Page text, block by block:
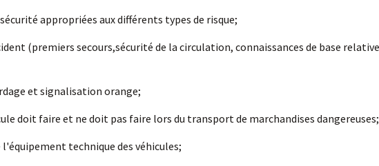
appropriées aux différents types de risque;
(premiers secours,sécurité de la circulation, connaissances de base
et signalisation orange;
doit faire et ne doit pas faire lors du transport de marchandises dangereuses;
technique des véhicules;